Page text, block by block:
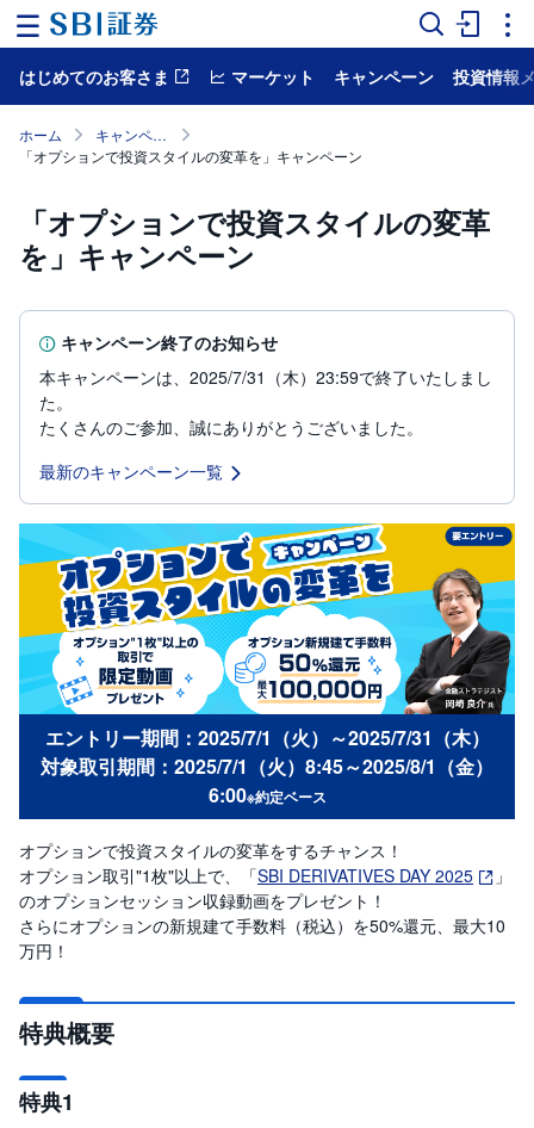
ー
ム
ケ
ッ
ト
NISA
内
株
式
外
国
株
債
券
FX
ま
か
せ
投
資
UP
S
BI
オ
プ
シ
ョ
先
はじめてのお客さま マーケット キャンペーン 投資情報
ホーム
キャンペーン
「オプションで投資スタイルの変革を」キャンペーン
「オプションで投資スタイルの変革
を」キャンペーン
キャンペーン終了のお知らせ
本キャンペーンは、2025/7/31（木）23:59で終了いたしまし
た。
たくさんのご参加、誠にありがとうございました。
最新のキャンペーン一覧
エントリー期間：2025/7/1（火）～2025/7/31（木）
対象取引期間：2025/7/1（火）8:45～2025/8/1（金）
6:00※約定ベース
オプションで投資スタイルの変革をするチャンス！
オプション取引"1枚"以上で、「SBI DERIVATIVES DAY 2025
」
のオプションセッション収録動画をプレゼント！
さらにオプションの新規建て手数料（税込）を50%還元、最大10
万円！
特典概要
特典1